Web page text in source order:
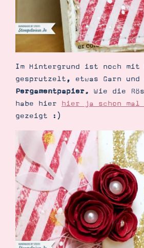
Im Hintergrund ist noch mit
gesprutzelt, etwas Garn und
Pergamentpapier. Wie die
habe hier hier ja schon mal
gezeigt :)